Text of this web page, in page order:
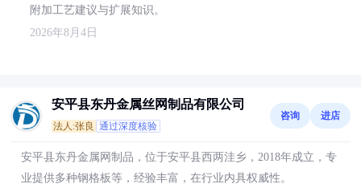
附加工艺建议与扩展知识。
2026年8月4日
安平县东丹金属丝网制品有限公司
法人:张良 通过深度核验
咨询 进店
安平县东丹金属网制品，位于安平县西两洼乡，2018年成立，专
业提供多种钢格板等，经验丰富，在行业内具权威性。